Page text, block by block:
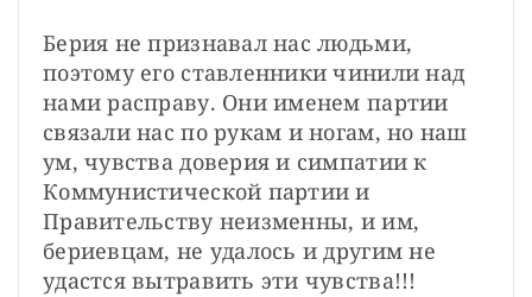
Берия не признавал нас людьми,
поэтому его ставленники чинили над
нами расправу. Они именем партии
связали нас по рукам и ногам, но наш
ум, чувства доверия и симпатии к
Коммунистической партии и
Правительству неизменны, и им,
бериевцам, не удалось и другим не
удастся вытравить эти чувства!!!